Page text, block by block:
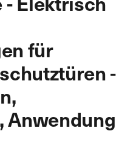
für
-
Anwendung